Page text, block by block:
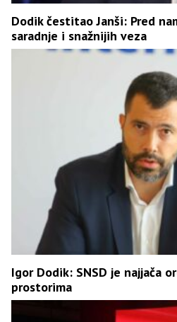
Dodik čestitao Janši: Pred
saradnje i snažnijih veza
Igor Dodik: SNSD je najjača
prostorima